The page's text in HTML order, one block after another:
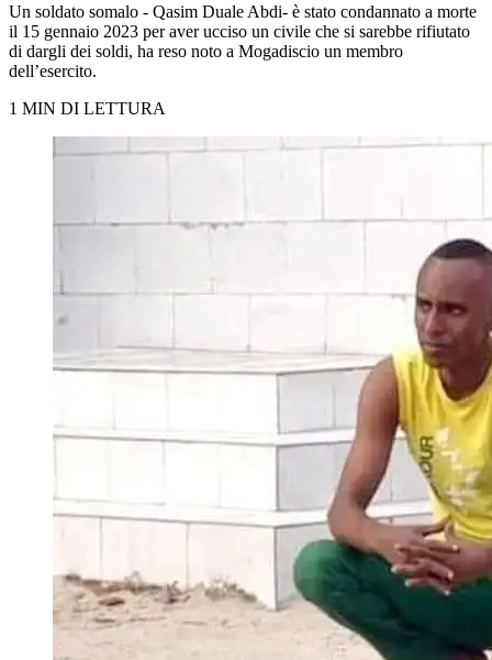
Un soldato somalo - Qasim Duale Abdi- è stato condannato a morte
il 15 gennaio 2023 per aver ucciso un civile che si sarebbe rifiutato
di dargli dei soldi, ha reso noto a Mogadiscio un membro
dell’esercito.
1 MIN DI LETTURA